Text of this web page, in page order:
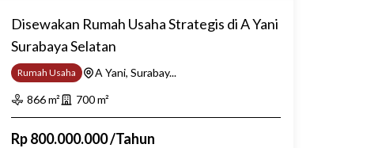
Disewakan Rumah Usaha Strategis di A Yani
Surabaya Selatan
Rumah Usaha
A Yani, Surabay...
866m² 700m²
Rp800.000.000/Tahun